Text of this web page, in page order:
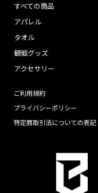
すべての商品
アパレル
タオル
観戦グッズ
アクセサリー
ご利用規約
プライバシーポリシー
特定商取引法についての表記